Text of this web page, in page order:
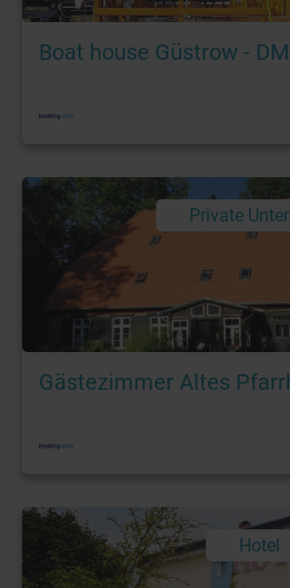
Boat house Güstrow -
Private
Gästezimmer Altes
Hotel